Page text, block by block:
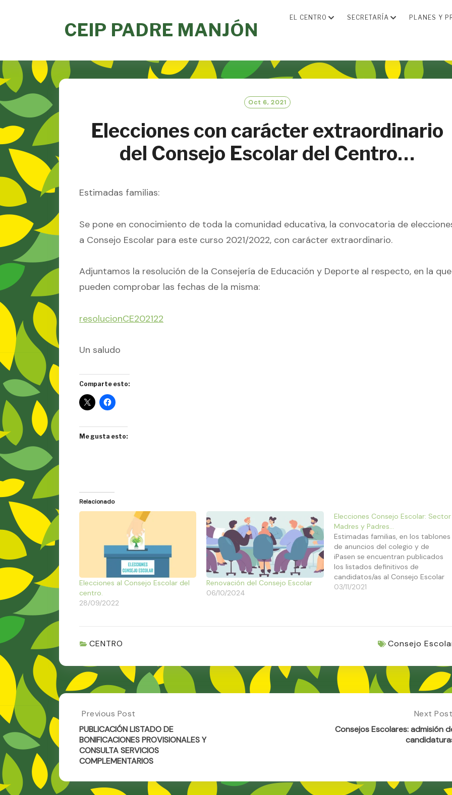
CEIP PADRE MANJÓN
EL CENTRO SECRETARÍA PLANES Y
Oct 6, 2021
Elecciones con carácter extraordinario
del Consejo Escolar del Centro…
Estimadas familias:
Se pone en conocimiento de toda la comunidad educativa, la convocatoria de
a Consejo Escolar para este curso 2021/2022, con carácter extraordinario.
Adjuntamos la resolución de la Consejería de Educación y Deporte al respecto, en la que
pueden comprobar las fechas de la misma:
resolucionCE202122
Un saludo
Comparte esto:
Me gusta esto:
Relacionado
Elecciones al Consejo Escolar del
centro.
28/09/2022
Renovación del Consejo Escolar
06/10/2024
Elecciones Consejo Escolar: Sector
Madres y Padres…
Estimadas familias, en los tablones
de anuncios del colegio y de
iPasen se encuentran publicados
los listados definitivos de
candidatos/as al Consejo Escolar
del Centro por el sector de
03/11/2021
CENTRO Consejo
Post
navigation
Previous
Post:
PUBLICACIÓN
LISTADO
DE
PROVISIONALES
Previous Post
PUBLICACIÓN LISTADO DE
BONIFICACIONES PROVISIONALES Y
CONSULTA SERVICIOS
COMPLEMENTARIOS
Next
Post:
Consejos
Next Post
Consejos Escolares: admisión